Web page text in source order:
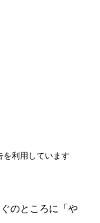
を利用しています
のところに「や